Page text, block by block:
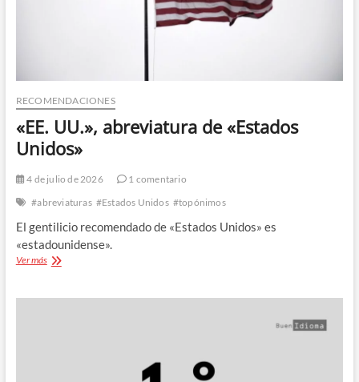
RECOMENDACIONES
«EE. UU.», abreviatura de «Estados
Unidos»
4 de julio de 2026
1 comentario
#abreviaturas #Estados Unidos #topónimos
El gentilicio recomendado de «Estados Unidos» es
«estadounidense».
Ver más«EE.